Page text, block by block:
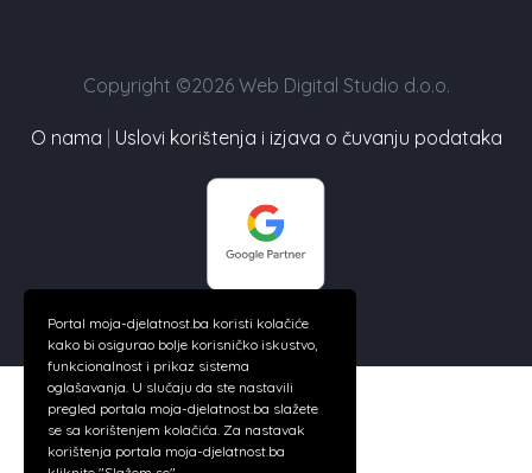
Copyright ©2026 Web Digital Studio d.o.o.
O nama Uslovi korištenja i izjava o čuvanju podataka
Portal moja-djelatnost.ba koristi kolačiće
kako bi osigurao bolje korisničko iskustvo,
funkcionalnost i prikaz sistema
oglašavanja. U slučaju da ste nastavili
pregled portala moja-djelatnost.ba slažete
se sa korištenjem kolačića. Za nastavak
korištenja portala moja-djelatnost.ba